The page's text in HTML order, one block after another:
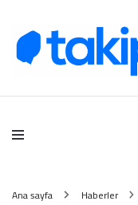
Ana sayfa Haberler